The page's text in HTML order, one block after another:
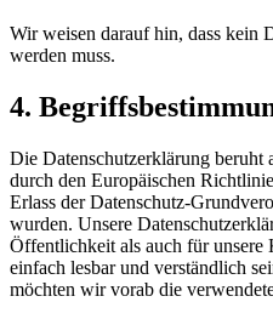
Wir weisen darauf hin, dass kein
werden muss.
4.
Die Datenschutzerklärung
durch den Europäischen
Erlass der Datenschutz-
wurden. Unsere
Öffentlichkeit als auch für unsere
einfach lesbar und verständlich
möchten wir vorab die